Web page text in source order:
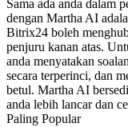
Sama ada anda dalam
dengan Martha AI
Bitrix24 boleh
penjuru kanan atas.
anda menyatakan
secara terperinci, dan
betul. Martha AI
anda lebih lancar dan
Paling Popular